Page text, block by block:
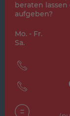
beraten
aufgeben?
Mo. - Fr.
Sa.